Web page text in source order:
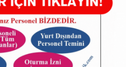
ABONE OL